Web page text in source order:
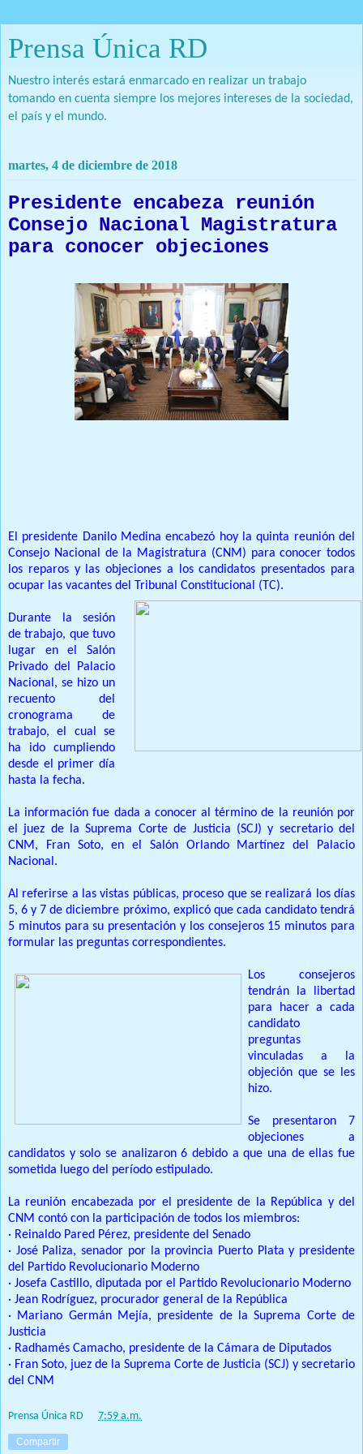
Prensa Única RD
Nuestro interés estará enmarcado en realizar un trabajo
tomando en cuenta siempre los mejores intereses de la sociedad,
el país y el mundo.
martes, 4 de diciembre de 2018
Presidente encabeza reunión
Consejo Nacional Magistratura
para conocer objeciones
El presidente Danilo Medina encabezó hoy la quinta reunión del
Consejo Nacional de la Magistratura (CNM) para conocer todos
los reparos y las objeciones a los candidatos presentados para
ocupar las vacantes del Tribunal Constitucional (TC).
Durante la sesión
de trabajo, que tuvo
lugar en el Salón
Privado del Palacio
Nacional, se hizo un
recuento del
cronograma de
trabajo, el cual se
ha ido cumpliendo
desde el primer día
hasta la fecha.
La información fue dada a conocer al término de la reunión por
el juez de la Suprema Corte de Justicia (SCJ) y secretario del
CNM, Fran Soto, en el Salón Orlando Martínez del Palacio
Nacional.
Al referirse a las vistas públicas, proceso que se realizará los días
5, 6 y 7 de diciembre próximo, explicó que cada candidato tendrá
5 minutos para su presentación y los consejeros 15 minutos para
formular las preguntas correspondientes.
Los consejeros
tendrán la libertad
para hacer a cada
candidato
preguntas
vinculadas a la
objeción que se les
hizo.
Se presentaron 7
objeciones a
candidatos y solo se analizaron 6 debido a que una de ellas fue
sometida luego del período estipulado.
La reunión encabezada por el presidente de la República y del
CNM contó con la participación de todos los miembros:
· Reinaldo Pared Pérez, presidente del Senado
· José Paliza, senador por la provincia Puerto Plata y presidente
del Partido Revolucionario Moderno
· Josefa Castillo, diputada por el Partido Revolucionario Moderno
· Jean Rodríguez, procurador general de la República
· Mariano Germán Mejía, presidente de la Suprema Corte de
Justicia
· Radhamés Camacho, presidente de la Cámara de Diputados
· Fran Soto, juez de la Suprema Corte de Justicia (SCJ) y secretario
del CNM
Prensa Única RD 7:59 a.m.
Compartir